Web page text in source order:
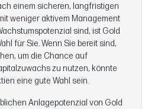
einem sicheren, langfristigen
weniger aktivem Management
sind, ist Gold
für Sie. Wenn Sie bereit sind,
um die Chance auf
zu nutzen, könnte
eine gute Wahl sein.
Anlagepotenzial von Gold